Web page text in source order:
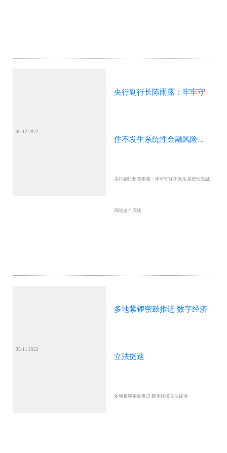
05-12 2022
央行副行长陈雨露：牢牢守
住不发生系统性金融风险这
央行副行长陈雨露：牢牢守住不发生系统性金融
风险这个底线
05-11 2022
多地紧锣密鼓推进 数字经济
立法提速
多地紧锣密鼓推进 数字经济立法提速